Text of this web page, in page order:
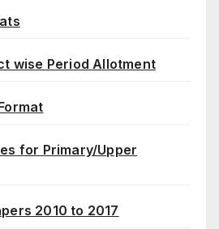
wise Period Allotment
for Primary/Upper
2010 to 2017